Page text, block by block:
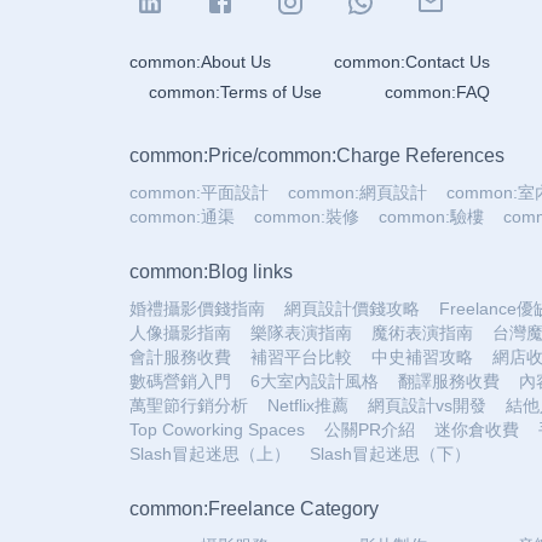
common:About Us
common:Contact Us
common:Terms of Use
common:FAQ
common:Price/common:Charge References
common:平面設計 common:網頁設計
common:室
common:通渠
common:裝修 common:驗樓
common:Blog links
婚禮攝影價錢指南 網頁設計價錢攻略
Freelance優
人像攝影指南
樂隊表演指南 魔術表演指南
台灣
會計服務收費
補習平台比較 中史補習攻略
網店
數碼營銷入門
6大室內設計風格 翻譯服務收費
內
萬聖節行銷分析
Netflix推薦 網頁設計vs開發
結
Top Coworking Spaces
公關PR介紹 迷你倉收費
Slash冒起迷思（上）
Slash冒起迷思（下）
common:Freelance Category